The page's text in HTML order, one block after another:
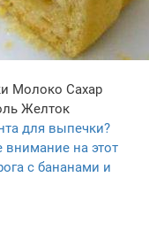
Молоко Сахар
Желток
для выпечки?
внимание на этот
с бананами и